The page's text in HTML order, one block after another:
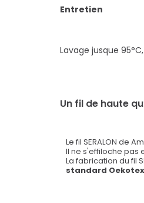
Entretien
Lavage jusque
Un fil de haute
Le fil SERALON de
Il ne s'effiloche pas
La fabrication du fil